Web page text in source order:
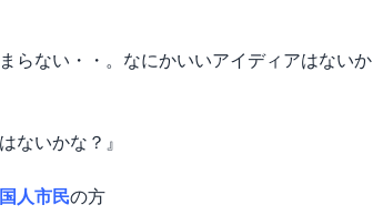
らない・・。なにかいいアイディアはないか
ないかな？』
人市民の方